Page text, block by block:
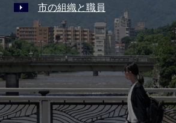
市の組織と職員